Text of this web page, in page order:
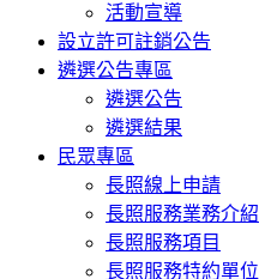
活動宣導
設立許可註銷公告
遴選公告專區
遴選公告
遴選結果
民眾專區
長照線上申請
長照服務業務介紹
長照服務項目
長照服務特約單位